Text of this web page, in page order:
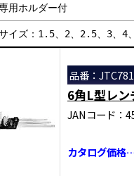
用ホルダー付
イズ：1.5、2、2.5、3、4
品番：
6角L型レ
JANコード：
カタログ価格